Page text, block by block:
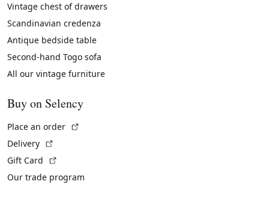
Vintage chest of drawers
Scandinavian credenza
Antique bedside table
Second-hand Togo sofa
All our vintage furniture
Buy on Selency
Place an order
Delivery
Gift Card
Our trade program